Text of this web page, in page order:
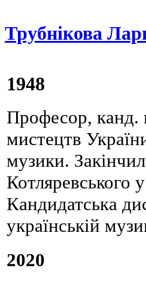
Трубнікова
1948
Професор, канд.
мистецтв
музики.
Кандидатська
українській
2020